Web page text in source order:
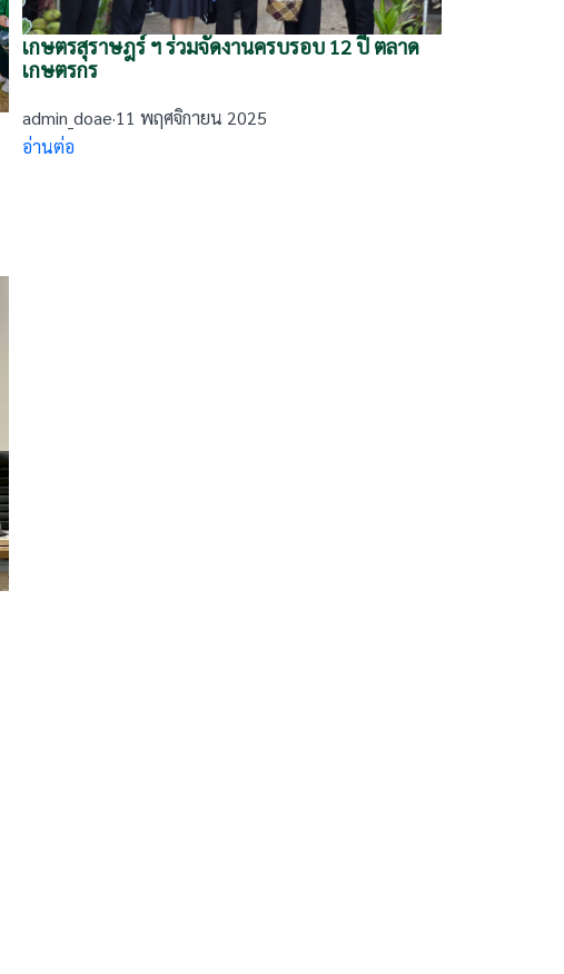
เกษตรสุราษฎร์ ฯ ร่วมจัดงานครบรอบ 12 ปี ตลาด
เกษตรกร
admin_doae·11 พฤศจิกายน 2025
อ่านต่อ